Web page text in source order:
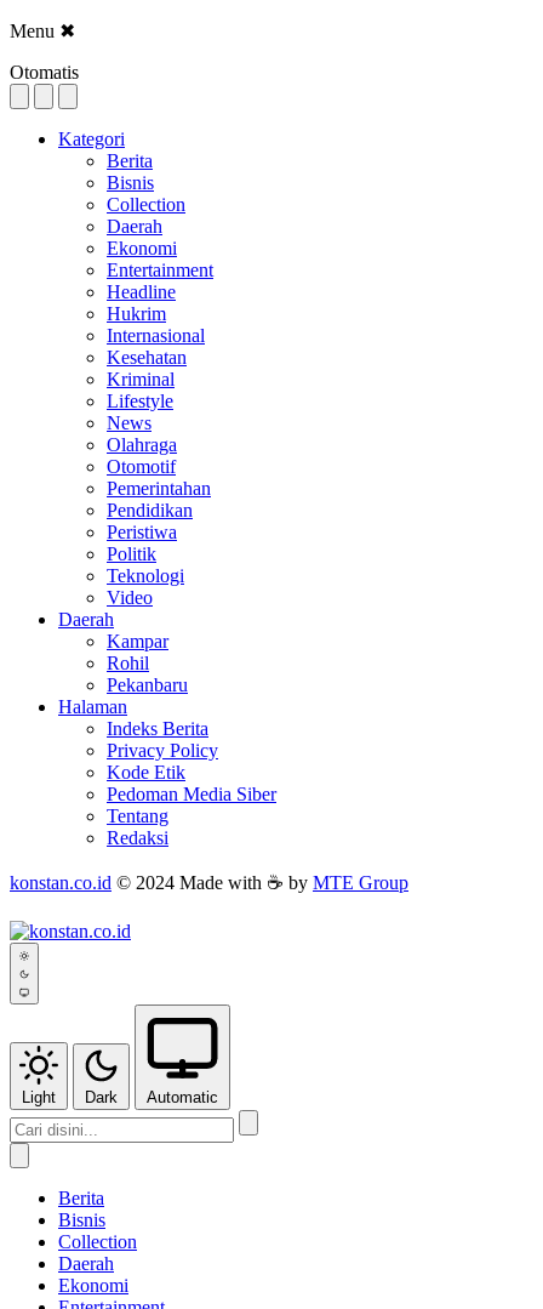
Menu ✖
Otomatis
Kategori
Berita
Bisnis
Collection
Daerah
Ekonomi
Entertainment
Headline
Hukrim
Internasional
Kesehatan
Kriminal
Lifestyle
News
Olahraga
Otomotif
Pemerintahan
Pendidikan
Peristiwa
Politik
Teknologi
Video
Daerah
Kampar
Rohil
Pekanbaru
Halaman
Indeks Berita
Privacy Policy
Kode Etik
Pedoman Media Siber
Tentang
Redaksi
konstan.co.id © 2024 Made with ☕ by MTE Group
Light Dark Automatic
Berita
Bisnis
Collection
Daerah
Ekonomi